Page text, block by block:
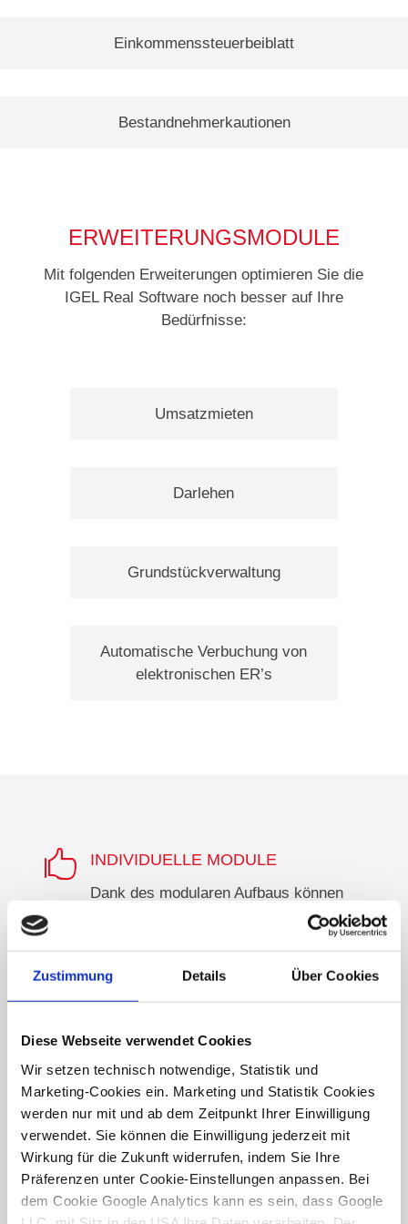
Zustimmung Details Über Cookies
Diese Webseite verwendet Cookies
Wir setzen technisch notwendige, Statistik und
Marketing-Cookies ein. Marketing und Statistik Cookies
werden nur mit und ab dem Zeitpunkt Ihrer Einwilligung
verwendet. Sie können die Einwilligung jederzeit mit
Wirkung für die Zukunft widerrufen, indem Sie Ihre
Präferenzen unter Cookie-Einstellungen anpassen. Bei
dem Cookie Google Analytics kann es sein, dass Google
Einkommenssteuerbeiblatt
Bestandnehmerkautionen
ERWEITERUNGSMODULE
Mit folgenden Erweiterungen optimieren Sie die
IGEL Real Software noch besser auf Ihre
Bedürfnisse:
Umsatzmieten
Darlehen
Grundstückverwaltung
Automatische Verbuchung von
elektronischen ER’s
 INDIVIDUELLE MODULE
Dank des modularen Aufbaus können
 JAHRELANGE EXPERTISE
Softwareentwicklung.
w PERSÖNLICHE BETREUUNG
Wir unterstützen Sie bei der
Konzeption, Implementierung und im
laufenden Betrieb.